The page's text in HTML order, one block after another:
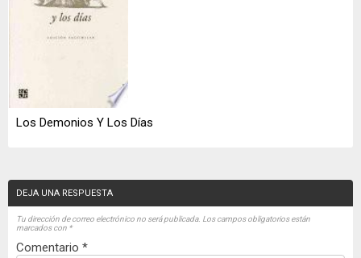
Los Demonios Y Los Días
DEJA UNA RESPUESTA
Tu dirección de correo electrónico no será publicada. Los campos obligatorios están
marcados con *
Comentario *